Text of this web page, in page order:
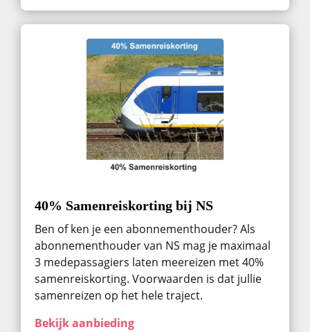
40% Samenreiskorting bij NS
Ben of ken je een abonnementhouder? Als
abonnementhouder van NS mag je maximaal
3 medepassagiers laten meereizen met 40%
samenreiskorting. Voorwaarden is dat jullie
samenreizen op het hele traject.
Bekijk aanbieding